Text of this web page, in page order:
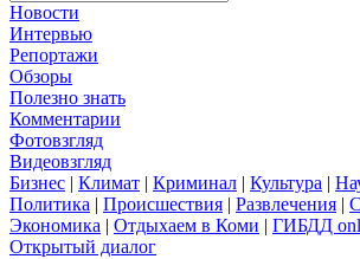
Новости
Интервью
Репортажи
Обзоры
Полезно знать
Комментарии
Фотовзгляд
Видеовзгляд
Бизнес | Климат | Криминал | Культура |
Политика | Происшествия | Развлечения |
Экономика | Отдыхаем в Коми | ГИБДД
Открытый диалог